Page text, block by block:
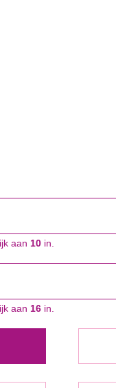
aan 10 in.
aan 16 in.